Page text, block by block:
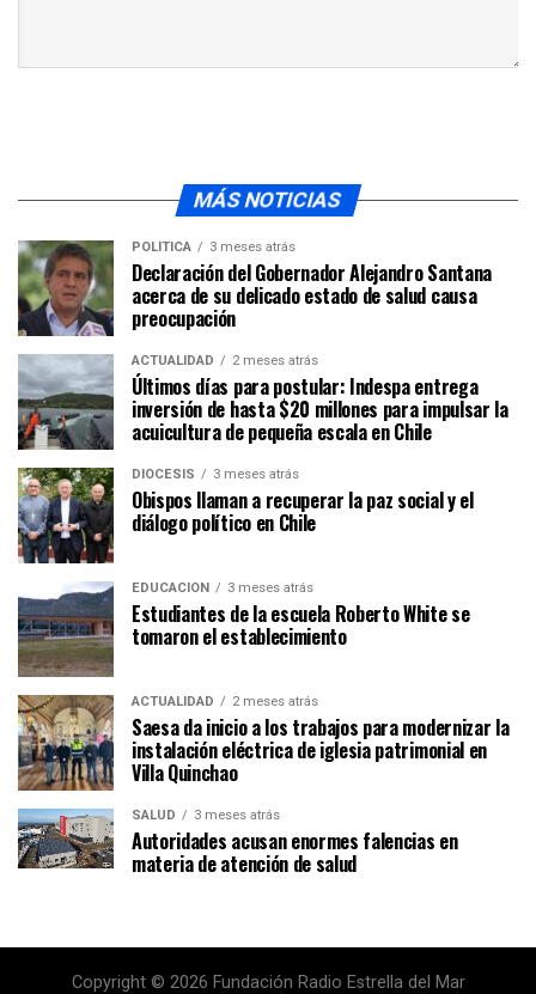
MÁS NOTICIAS
POLÍTICA 3 meses atrás
Declaración del Gobernador Alejandro Santana
acerca de su delicado estado de salud causa
preocupación
ACTUALIDAD 2 meses atrás
Últimos días para postular: Indespa entrega
inversión de hasta $20 millones para impulsar la
acuicultura de pequeña escala en Chile
DIÓCESIS 3 meses atrás
Obispos llaman a recuperar la paz social y el
diálogo político en Chile
EDUCACIÓN 3 meses atrás
Estudiantes de la escuela Roberto White se
tomaron el establecimiento
ACTUALIDAD 2 meses atrás
Saesa da inicio a los trabajos para modernizar la
instalación eléctrica de iglesia patrimonial en
Villa Quinchao
SALUD 3 meses atrás
Autoridades acusan enormes falencias en
materia de atención de salud
Copyright © 2026 Fundación Radio Estrella del Mar